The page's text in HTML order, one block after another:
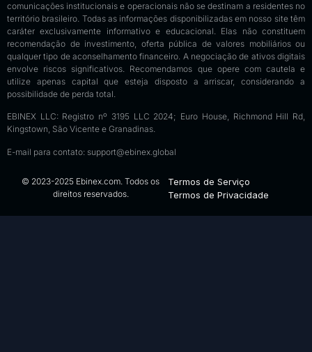
comunicações institucionais e operacionais não se destinam a residentes no
território brasileiro. Todas as informações disponibilizadas em nosso site têm
caráter exclusivamente informativo e educacional. Elas não constituem
recomendação de investimento, oferta pública de valores mobiliários ou
qualquer tipo de aconselhamento financeiro. A negociação de ativos digitais
envolve riscos significativos. Recomendamos que opere com cautela e
utilize apenas capital que esteja disposto a arriscar, considerando a
possibilidade de perda total.
EBINEX LLC: Registro nº 3195 LLC 2024; Euro House, Richmond Hill Rd,
Kingstown, São Vicente e Granadinas.
E-mail para contato: support@ebinex.global
© 2023-2025 Ebinex.com. Todos os
direitos reservados.
Termos de Serviço
Termos de Privacidade